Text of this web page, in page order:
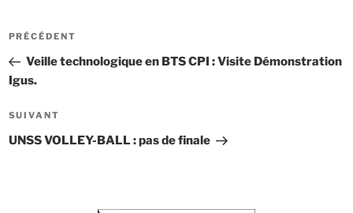
Navigation
l’article
Article
précédent
PRÉCÉDENT
Veille technologique en BTS CPI : Visite Démonstration
Igus.
Article
suivant
SUIVANT
UNSS VOLLEY-BALL : pas de finale